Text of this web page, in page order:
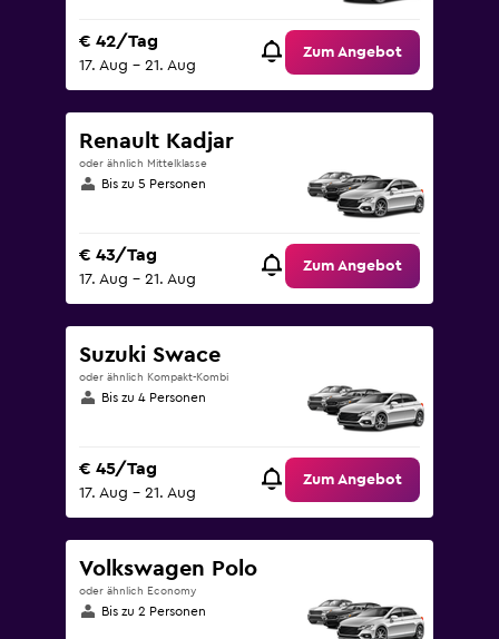
€ 42/Tag
17. Aug – 21. Aug
Zum Angebot
Renault Kadjar
oder ähnlich Mittelklasse
Bis zu 5 Personen
€ 43/Tag
17. Aug – 21. Aug
Zum Angebot
Suzuki Swace
oder ähnlich Kompakt-Kombi
Bis zu 4 Personen
€ 45/Tag
17. Aug – 21. Aug
Zum Angebot
Volkswagen Polo
oder ähnlich Economy
Bis zu 2 Personen